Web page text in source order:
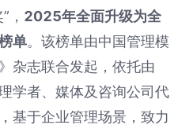
， 2025年全面升级为全
单。该榜单由中国管理模
杂志联合发起，依托由
学者、媒体及咨询公司代
基于企业管理场景，致力